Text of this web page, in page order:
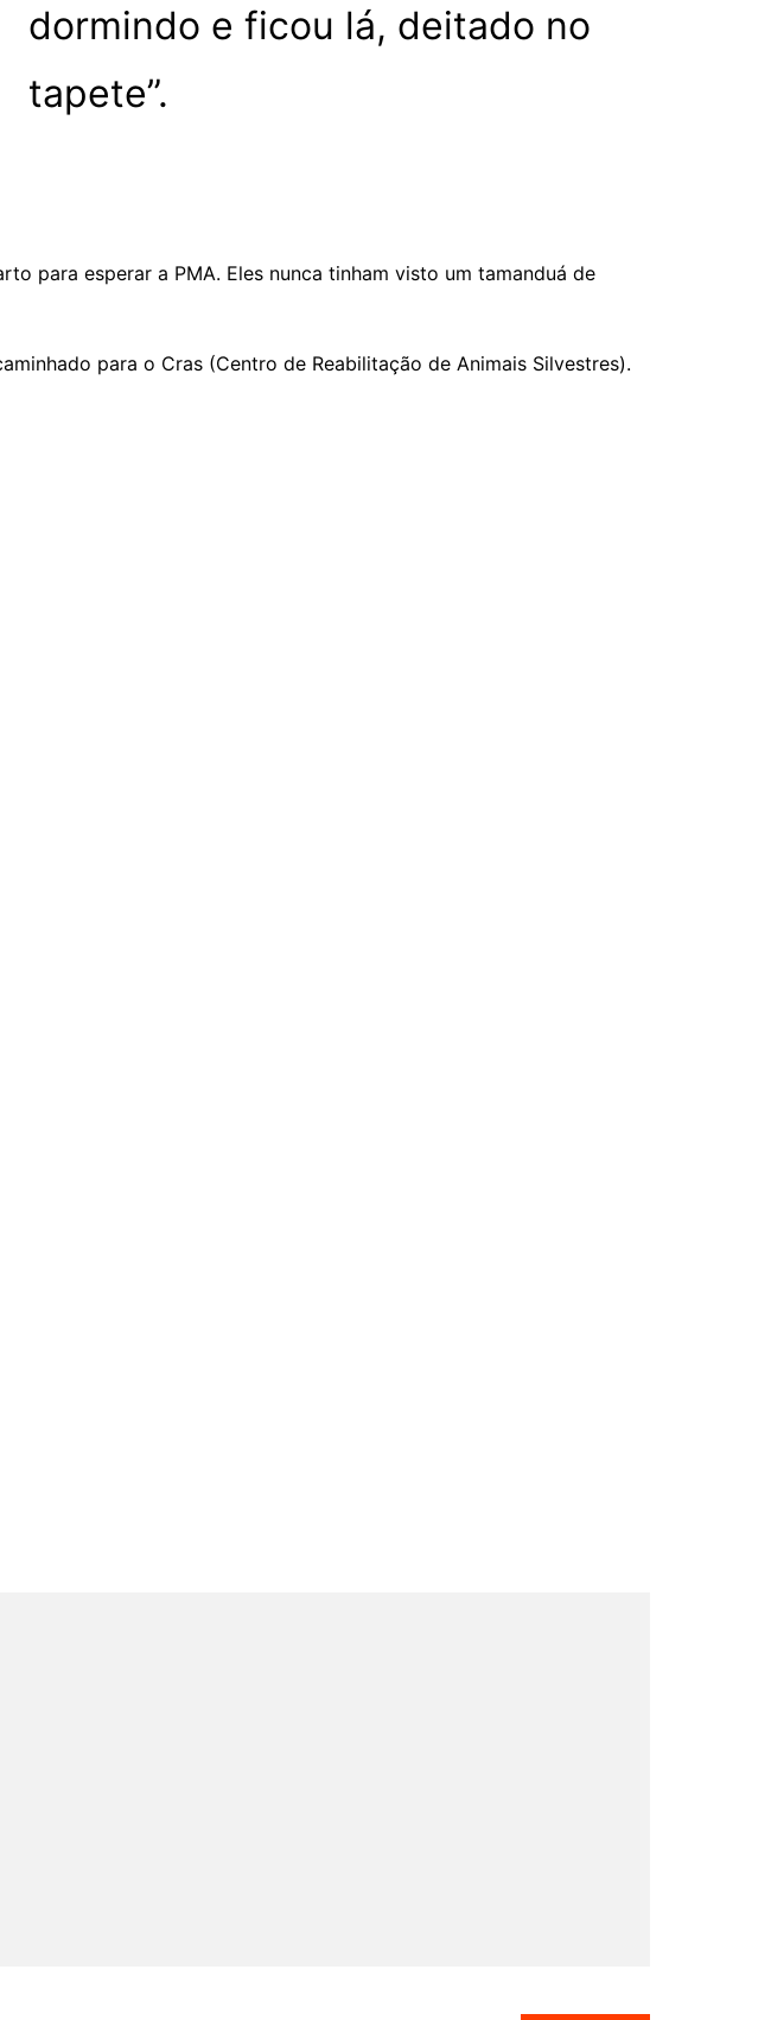
dormindo e ficou lá, deitado no
tapete”.
para esperar a PMA. Eles nunca tinham visto um tamanduá de
para o Cras (Centro de Reabilitação de Animais Silvestres).